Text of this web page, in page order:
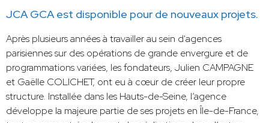
JCA GCA est disponible pour de nouveaux projets.
Après plusieurs années à travailler au sein d'agences
parisiennes sur des opérations de grande envergure et de
programmations variées, les fondateurs, Julien CAMPAGNE
et Gaëlle COLICHET, ont eu à cœur de créer leur propre
structure. Installée dans les Hauts-de-Seine, l’agence
développe la majeure partie de ses projets en Île-de-France,